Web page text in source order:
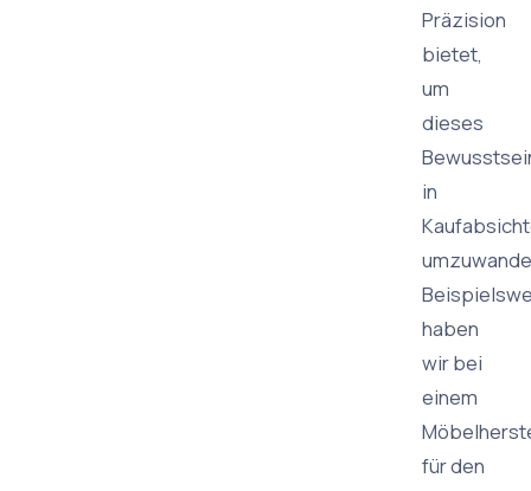
Präzision
bietet,
um
dieses
in
haben
wir bei
einem
für den